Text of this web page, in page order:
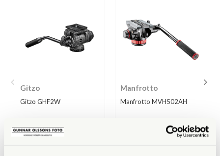
Gitzo
Gitzo GHF2W
4.290 SEK
Manfrotto
Manfrotto MVH502AH
Finns i lager